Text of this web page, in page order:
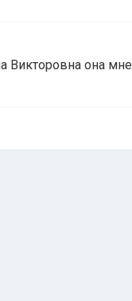
Викторовна она